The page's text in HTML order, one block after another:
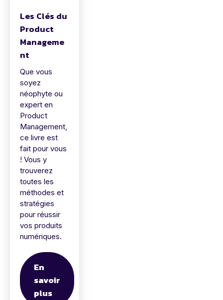
Les Clés du
Product
Manageme
nt
Que vous
soyez
néophyte ou
expert en
Product
Management,
ce livre est
fait pour vous
! Vous y
trouverez
toutes les
méthodes et
stratégies
pour réussir
vos produits
numériques.
En
savoir
plus